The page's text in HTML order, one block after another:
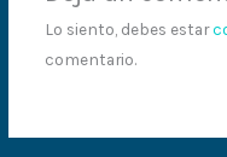
Lo siento, debes estar
comentario.